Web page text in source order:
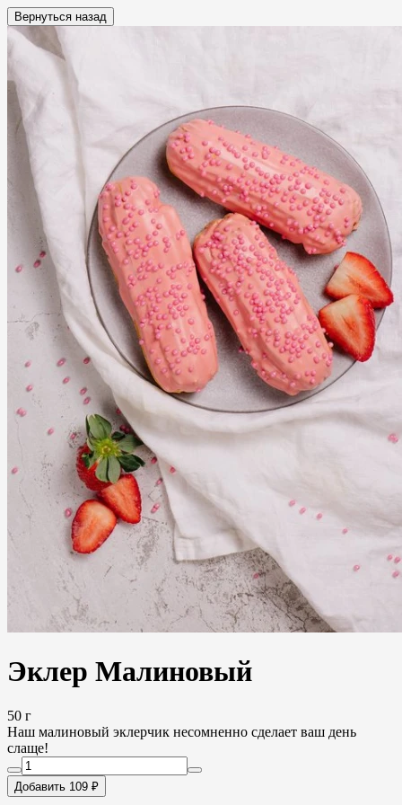
Вернуться назад
Эклер Малиновый
50 г
Наш малиновый эклерчик несомненно сделает ваш день
слаще!
Добавить 109 ₽